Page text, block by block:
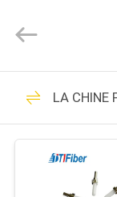
MAISON
DES
PRODUITS
Communication
Tech.
All
Reserved.
LA